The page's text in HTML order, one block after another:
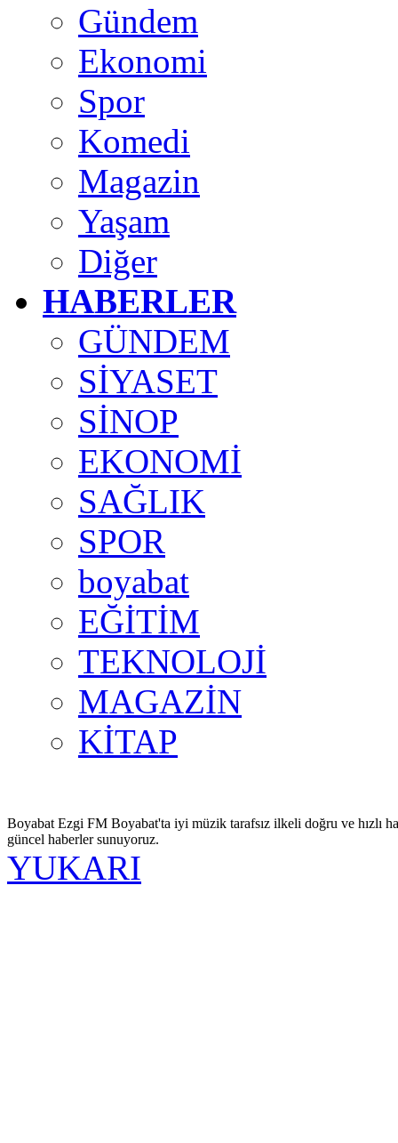
Gündem
Ekonomi
Spor
Komedi
Magazin
Yaşam
Diğer
HABERLER
GÜNDEM
SİYASET
SİNOP
EKONOMİ
SAĞLIK
SPOR
boyabat
EĞİTİM
TEKNOLOJİ
MAGAZİN
KİTAP
Boyabat Ezgi FM Boyabat'ta iyi müzik tarafsız ilkeli doğru ve hızlı
güncel haberler sunuyoruz.
YUKARI